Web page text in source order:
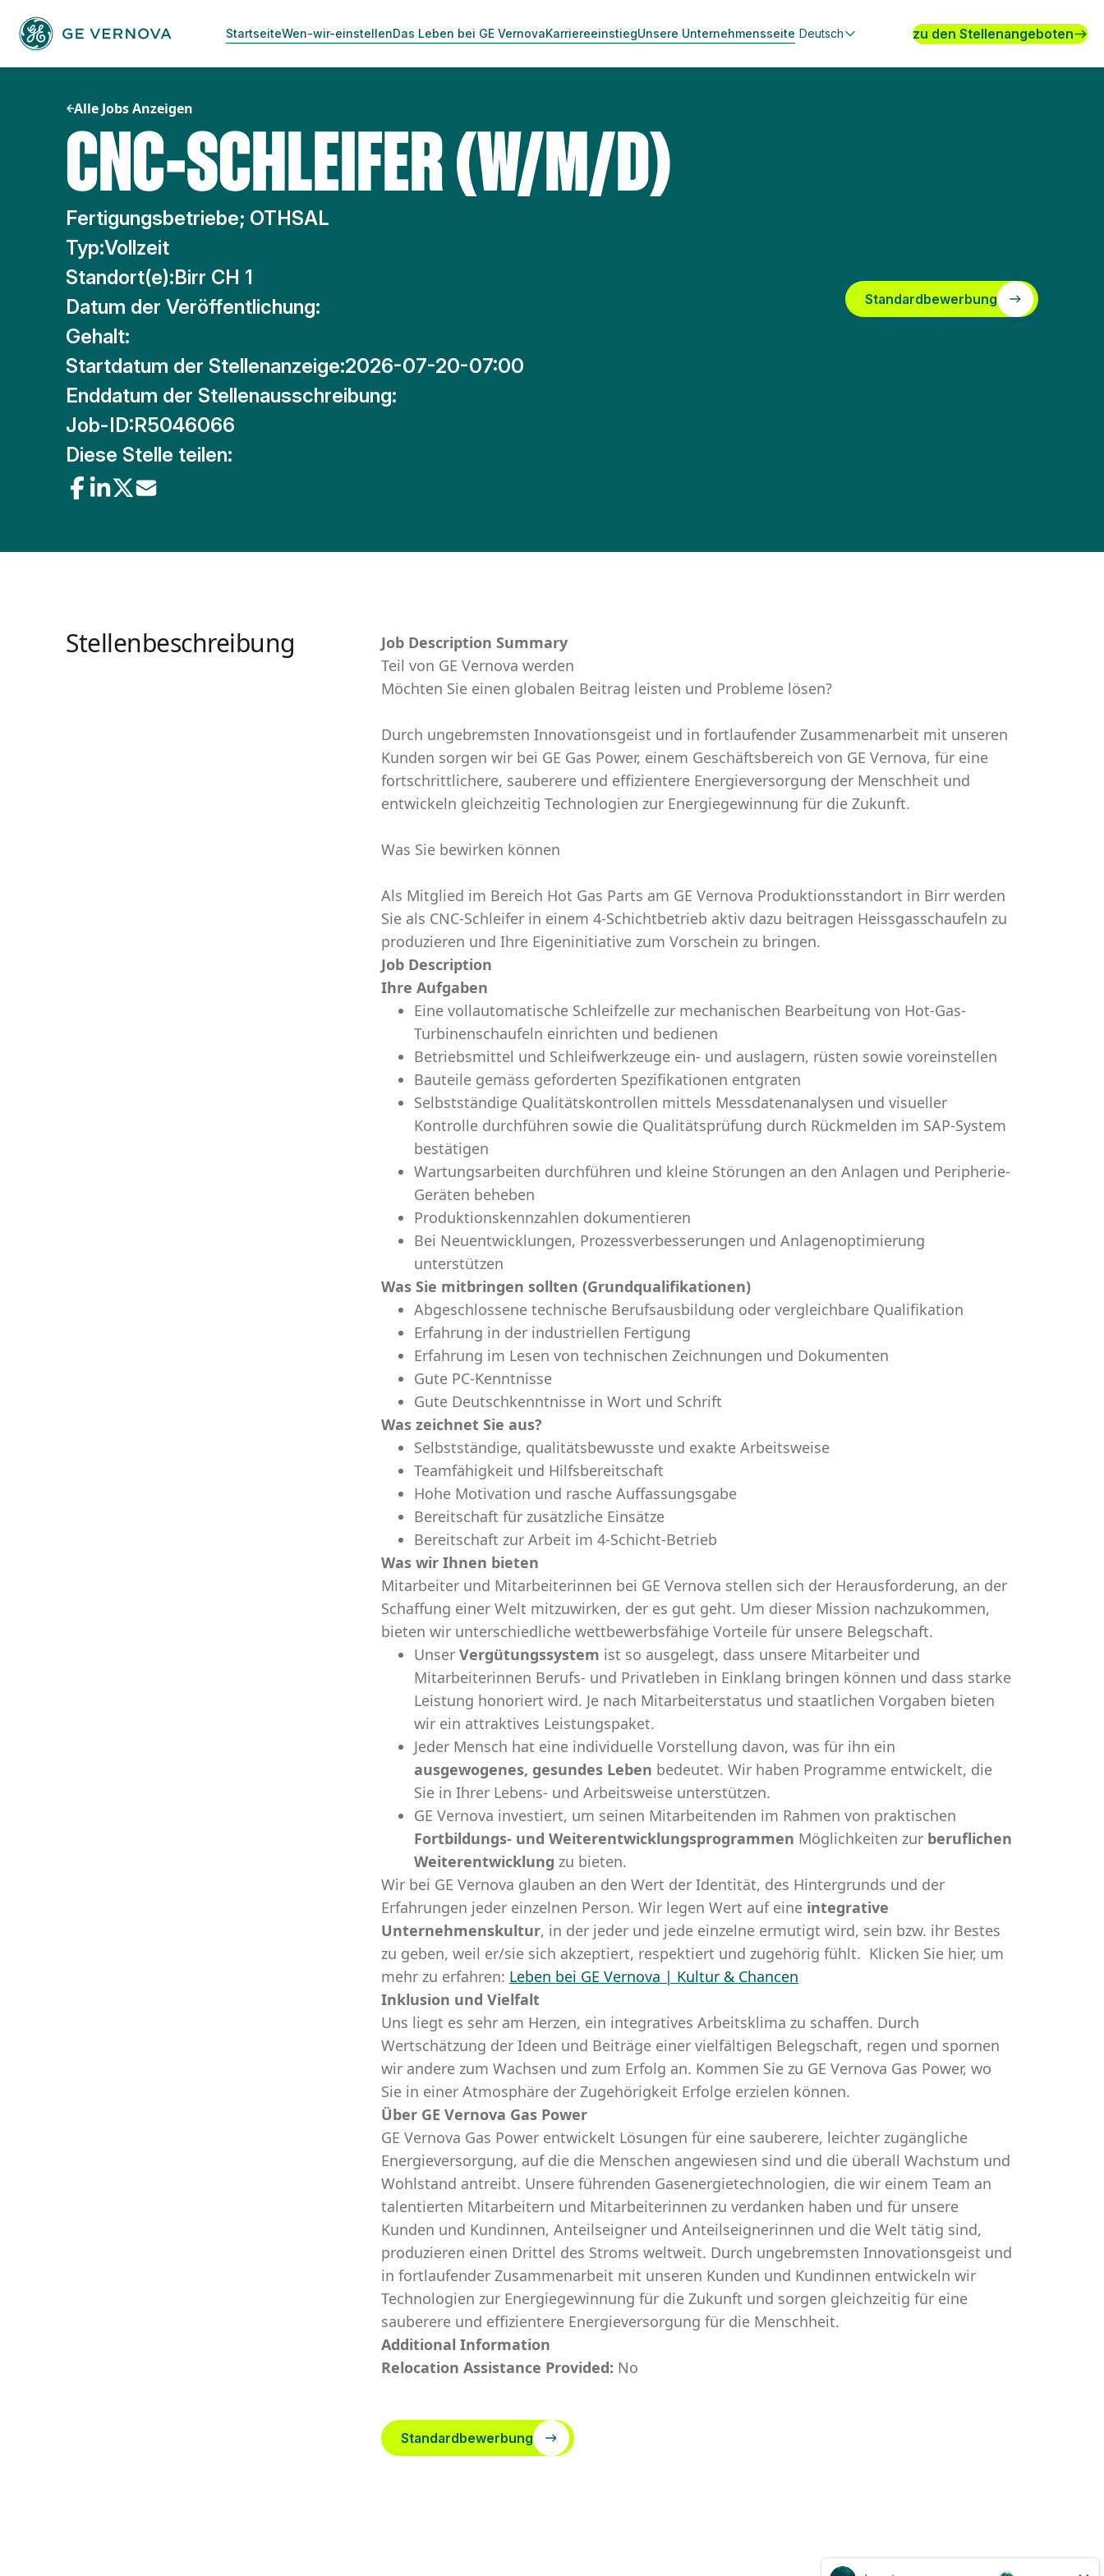
Inhalt
springen
StartseiteWen-wir-einstellenDas Leben bei GE VernovaKarriereeinstiegUnsere Unternehmensseite Deutsch zu den Stellenangeboten
Alle Jobs Anzeigen
CNC-SCHLEIFER (W/M/D)
Fertigungsbetriebe; OTHSAL
Typ:Vollzeit
Standort(e):Birr CH 1
Datum der Veröffentlichung:
Gehalt:
Startdatum der Stellenanzeige:2026-07-20-07:00
Enddatum der Stellenausschreibung:
Job-ID:R5046066
Diese Stelle teilen:
Standardbewerbung
Stellenbeschreibung
Job Description Summary
Teil von GE Vernova werden
Möchten Sie einen globalen Beitrag leisten und Probleme lösen?
Durch ungebremsten Innovationsgeist und in fortlaufender Zusammenarbeit mit unseren
Kunden sorgen wir bei GE Gas Power, einem Geschäftsbereich von GE Vernova, für eine
fortschrittlichere, sauberere und effizientere Energieversorgung der Menschheit und
entwickeln gleichzeitig Technologien zur Energiegewinnung für die Zukunft.
Was Sie bewirken können
Als Mitglied im Bereich Hot Gas Parts am GE Vernova Produktionsstandort in Birr werden
Sie als CNC-Schleifer in einem 4-Schichtbetrieb aktiv dazu beitragen Heissgasschaufeln zu
produzieren und Ihre Eigeninitiative zum Vorschein zu bringen.
Job Description
Ihre Aufgaben
Eine vollautomatische Schleifzelle zur mechanischen Bearbeitung von Hot-Gas-
Turbinenschaufeln einrichten und bedienen
Betriebsmittel und Schleifwerkzeuge ein- und auslagern, rüsten sowie voreinstellen
Bauteile gemäss geforderten Spezifikationen entgraten
Selbstständige Qualitätskontrollen mittels Messdatenanalysen und visueller
Kontrolle durchführen sowie die Qualitätsprüfung durch Rückmelden im SAP-System
bestätigen
Wartungsarbeiten durchführen und kleine Störungen an den Anlagen und Peripherie-
Geräten beheben
Produktionskennzahlen dokumentieren
Bei Neuentwicklungen, Prozessverbesserungen und Anlagenoptimierung
unterstützen
Was Sie mitbringen sollten (Grundqualifikationen)
Abgeschlossene technische Berufsausbildung oder vergleichbare Qualifikation
Erfahrung in der industriellen Fertigung
Erfahrung im Lesen von technischen Zeichnungen und Dokumenten
Gute PC-Kenntnisse
Gute Deutschkenntnisse in Wort und Schrift
Was zeichnet Sie aus?
Selbstständige, qualitätsbewusste und exakte Arbeitsweise
Teamfähigkeit und Hilfsbereitschaft
Hohe Motivation und rasche Auffassungsgabe
Bereitschaft für zusätzliche Einsätze
Bereitschaft zur Arbeit im 4-Schicht-Betrieb
Was wir Ihnen bieten
Mitarbeiter und Mitarbeiterinnen bei GE Vernova stellen sich der Herausforderung, an der
Schaffung einer Welt mitzuwirken, der es gut geht. Um dieser Mission nachzukommen,
bieten wir unterschiedliche wettbewerbsfähige Vorteile für unsere Belegschaft.
Unser Vergütungssystem ist so ausgelegt, dass unsere Mitarbeiter und
Mitarbeiterinnen Berufs- und Privatleben in Einklang bringen können und dass starke
Leistung honoriert wird. Je nach Mitarbeiterstatus und staatlichen Vorgaben bieten
wir ein attraktives Leistungspaket.
Jeder Mensch hat eine individuelle Vorstellung davon, was für ihn ein
ausgewogenes, gesundes Leben bedeutet. Wir haben Programme entwickelt, die
Sie in Ihrer Lebens- und Arbeitsweise unterstützen.
GE Vernova investiert, um seinen Mitarbeitenden im Rahmen von praktischen
Fortbildungs- und Weiterentwicklungsprogrammen Möglichkeiten zur beruflichen
Weiterentwicklung zu bieten.
Wir bei GE Vernova glauben an den Wert der Identität, des Hintergrunds und der
Erfahrungen jeder einzelnen Person. Wir legen Wert auf eine integrative
Unternehmenskultur, in der jeder und jede einzelne ermutigt wird, sein bzw. ihr Bestes
zu geben, weil er/sie sich akzeptiert, respektiert und zugehörig fühlt. Klicken Sie hier, um
mehr zu erfahren: Leben bei GE Vernova | Kultur & Chancen
Inklusion und Vielfalt
Uns liegt es sehr am Herzen, ein integratives Arbeitsklima zu schaffen. Durch
Wertschätzung der Ideen und Beiträge einer vielfältigen Belegschaft, regen und spornen
wir andere zum Wachsen und zum Erfolg an. Kommen Sie zu GE Vernova Gas Power, wo
Sie in einer Atmosphäre der Zugehörigkeit Erfolge erzielen können.
Über GE Vernova Gas Power
GE Vernova Gas Power entwickelt Lösungen für eine sauberere, leichter zugängliche
Energieversorgung, auf die die Menschen angewiesen sind und die überall Wachstum und
Wohlstand antreibt. Unsere führenden Gasenergietechnologien, die wir einem Team an
talentierten Mitarbeitern und Mitarbeiterinnen zu verdanken haben und für unsere
Kunden und Kundinnen, Anteilseigner und Anteilseignerinnen und die Welt tätig sind,
produzieren einen Drittel des Stroms weltweit. Durch ungebremsten Innovationsgeist und
in fortlaufender Zusammenarbeit mit unseren Kunden und Kundinnen entwickeln wir
Technologien zur Energiegewinnung für die Zukunft und sorgen gleichzeitig für eine
sauberere und effizientere Energieversorgung für die Menschheit.
Additional Information
Relocation Assistance Provided: No
Standardbewerbung